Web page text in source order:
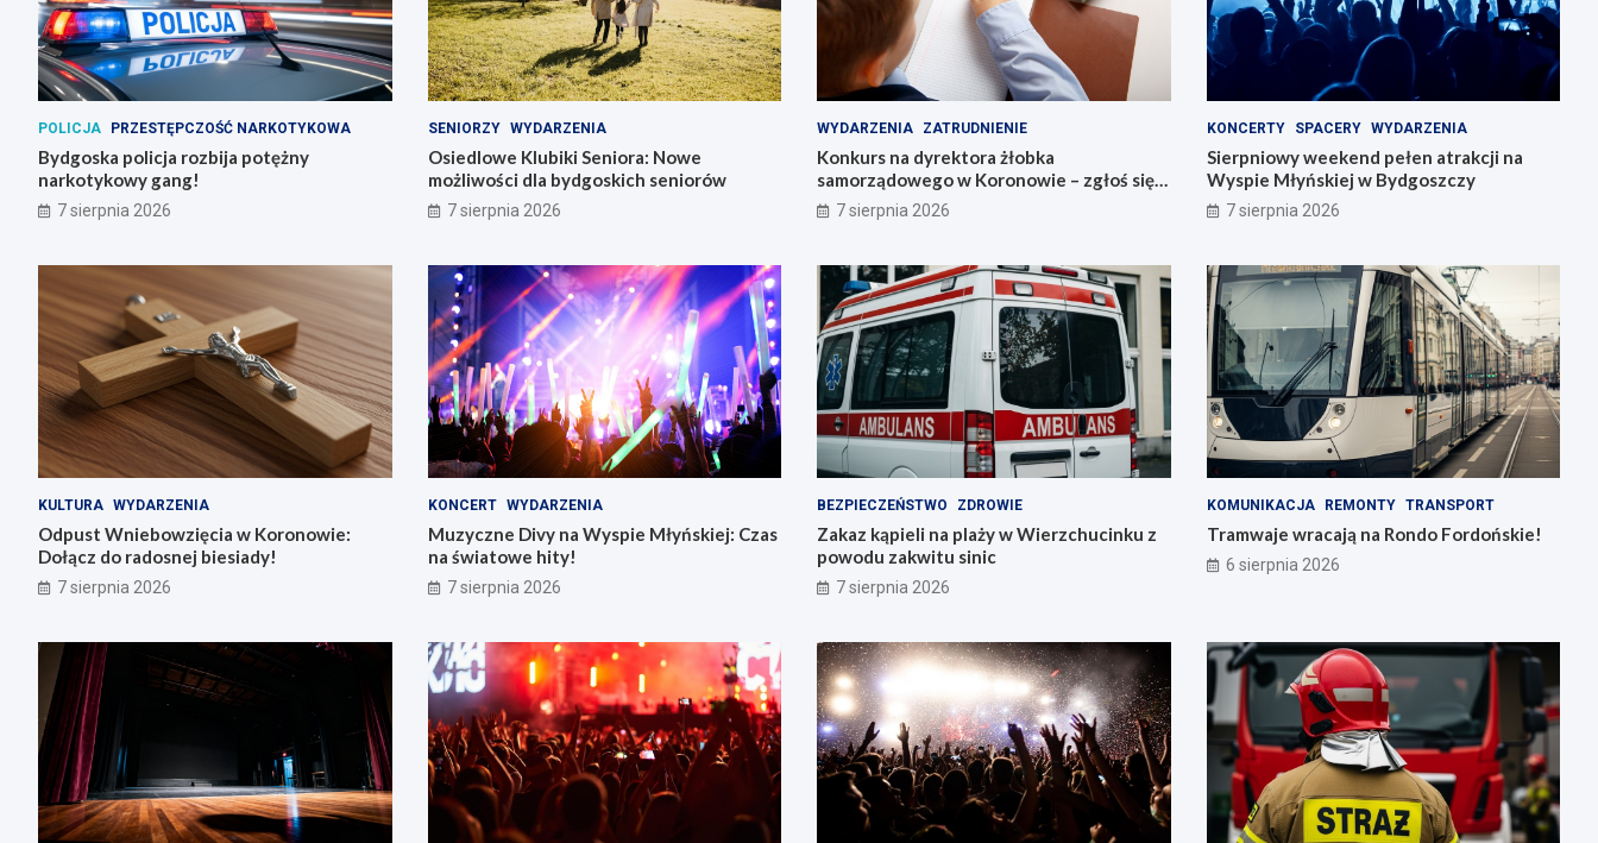
POLICJA PRZESTĘPCZOŚĆ NARKOTYKOWA
Bydgoska policja rozbija potężny
narkotykowy gang!
7 sierpnia 2026
SENIORZY WYDARZENIA
Osiedlowe Klubiki Seniora: Nowe
możliwości dla bydgoskich seniorów
7 sierpnia 2026
WYDARZENIA ZATRUDNIENIE
Konkurs na dyrektora żłobka
samorządowego w Koronowie – zgłoś się
już dziś!
7 sierpnia 2026
KONCERTY SPACERY WYDARZENIA
Sierpniowy weekend pełen atrakcji na
Wyspie Młyńskiej w Bydgoszczy
7 sierpnia 2026
KULTURA WYDARZENIA
Odpust Wniebowzięcia w Koronowie:
Dołącz do radosnej biesiady!
7 sierpnia 2026
KONCERT WYDARZENIA
Muzyczne Divy na Wyspie Młyńskiej: Czas
na światowe hity!
7 sierpnia 2026
BEZPIECZEŃSTWO ZDROWIE
Zakaz kąpieli na plaży w Wierzchucinku z
powodu zakwitu sinic
7 sierpnia 2026
KOMUNIKACJA REMONTY TRANSPORT
Tramwaje wracają na Rondo Fordońskie!
6 sierpnia 2026